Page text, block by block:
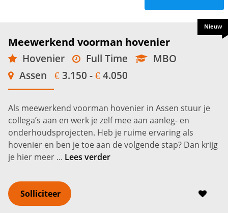
Meewerkend voorman hovenier
Hovenier Full Time
MBO
Assen
€ 3.150 - € 4.050
Als meewerkend voorman hovenier in Assen stuur je
collega’s aan en werk je zelf mee aan aanleg- en
onderhoudsprojecten. Heb je ruime ervaring als
hovenier en ben je toe aan de volgende stap? Dan krijg
je hier meer ... Lees verder
Solliciteer
Nieuw